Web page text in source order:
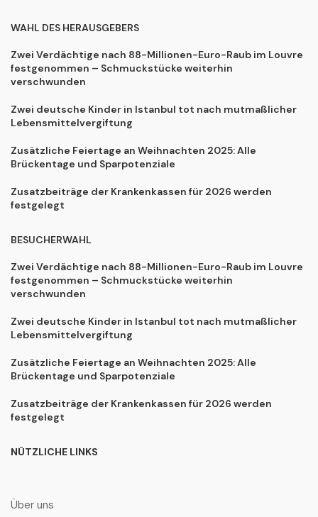
WAHL DES HERAUSGEBERS
Zwei Verdächtige nach 88-Millionen-Euro-Raub im Louvre
festgenommen – Schmuckstücke weiterhin
verschwunden
Zwei deutsche Kinder in Istanbul tot nach mutmaßlicher
Lebensmittelvergiftung
Zusätzliche Feiertage an Weihnachten 2025: Alle
Brückentage und Sparpotenziale
Zusatzbeiträge der Krankenkassen für 2026 werden
festgelegt
BESUCHERWAHL
Zwei Verdächtige nach 88-Millionen-Euro-Raub im Louvre
festgenommen – Schmuckstücke weiterhin
verschwunden
Zwei deutsche Kinder in Istanbul tot nach mutmaßlicher
Lebensmittelvergiftung
Zusätzliche Feiertage an Weihnachten 2025: Alle
Brückentage und Sparpotenziale
Zusatzbeiträge der Krankenkassen für 2026 werden
festgelegt
NÜTZLICHE LINKS
Über uns